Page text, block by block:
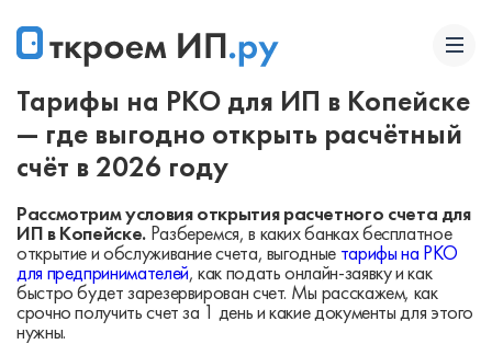
Тарифы на РКО для ИП в Копейске
— где выгодно открыть расчётный
счёт в 2026 году
Рассмотрим условия открытия расчетного счета для
ИП в Копейске.Разберемся, в каких банках бесплатное
открытие и обслуживание счета, выгодные тарифы на РКО
для предпринимателей, как подать онлайн-заявку и как
быстро будет зарезервирован счет. Мы расскажем, как
срочно получить счет за 1 день и какие документы для этого
нужны.